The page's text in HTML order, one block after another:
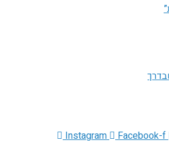
Instagram
Facebook-f